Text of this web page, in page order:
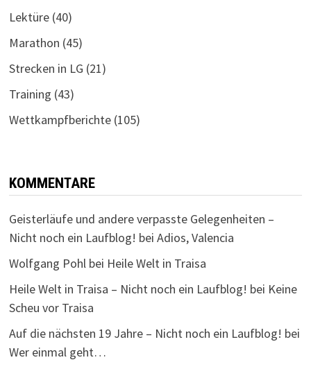
Lektüre(40)
Marathon (45)
Strecken in LG (21)
Training (43)
Wettkampfberichte(105)
KOMMENTARE
Geisterläufe und andere verpasste Gelegenheiten –
Nicht noch ein Laufblog! bei Adios, Valencia
Wolfgang Pohlbei Heile Welt in Traisa
Heile Welt in Traisa – Nicht noch ein Laufblog! bei Keine
Scheu vor Traisa
Auf die nächsten 19 Jahre – Nicht noch ein Laufblog! bei
Wer einmal geht…